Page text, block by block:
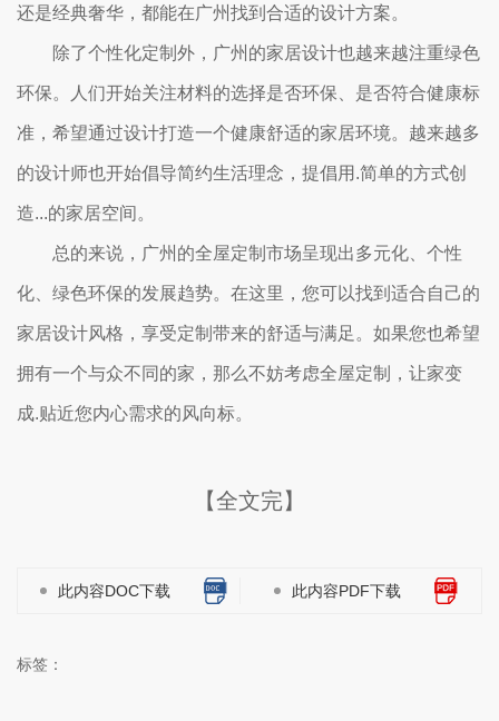
还是经典奢华，都能在广州找到合适的设计方案。
除了个性化定制外，广州的家居设计也越来越注重绿色
环保。人们开始关注材料的选择是否环保、是否符合健康标
准，希望通过设计打造一个健康舒适的家居环境。越来越多
的设计师也开始倡导简约生活理念，提倡用.简单的方式创
造...的家居空间。
总的来说，广州的全屋定制市场呈现出多元化、个性
化、绿色环保的发展趋势。在这里，您可以找到适合自己的
家居设计风格，享受定制带来的舒适与满足。如果您也希望
拥有一个与众不同的家，那么不妨考虑全屋定制，让家变
成.贴近您内心需求的风向标。
【全文完】
此内容DOC下载 此内容PDF下载
标签：